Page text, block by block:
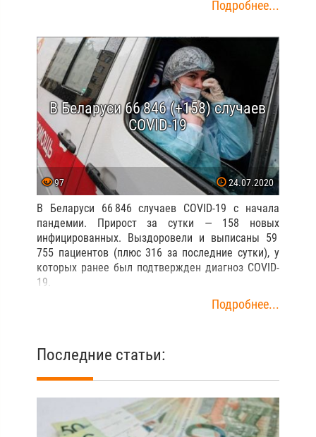
Подробнее...
В Беларуси 66 846 (+158) случаев
COVID-19
97 24.07.2020
В Беларуси 66 846 случаев COVID-19 с начала
пандемии. Прирост за сутки — 158 новых
инфицированных. Выздоровели и выписаны 59
755 пациентов (плюс 316 за последние сутки), у
которых ранее был подтвержден диагноз COVID-
19.
Подробнее...
Последние статьи: